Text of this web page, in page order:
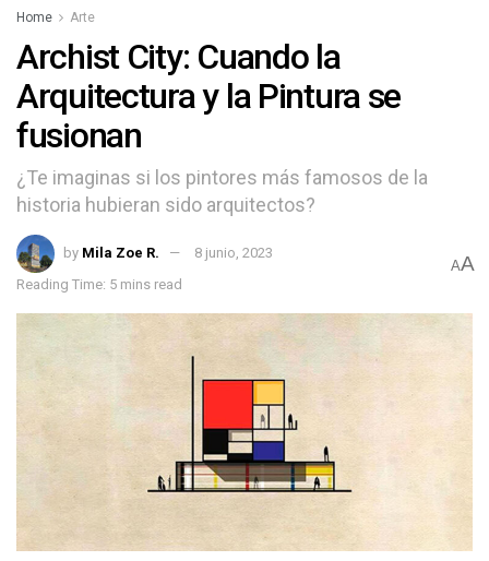
Home Arte
Archist City: Cuando la
Arquitectura y la Pintura se
fusionan
¿Te imaginas si los pintores más famosos de la
historia hubieran sido arquitectos?
by Mila Zoe R.
8 junio, 2023
Reading Time: 5 mins read
AA